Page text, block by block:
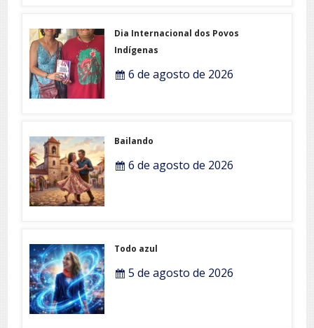
Dia Internacional dos Povos
Indígenas
6 de agosto de 2026
Bailando
6 de agosto de 2026
Todo azul
5 de agosto de 2026